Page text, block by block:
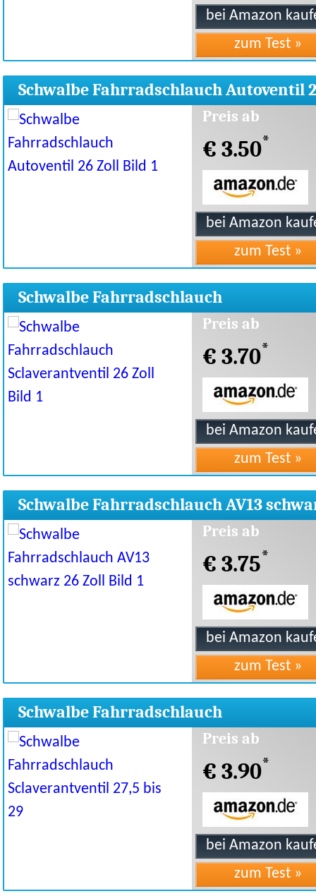
Schwalbe Fahrradschlauch Autoventil
Zoll
Preis ab
€ 3.50*
Schwalbe Fahrradschlauch
Sclaverantventil 26 Zoll
Preis ab
€ 3.70*
Schwalbe Fahrradschlauch AV13
26 Zoll
Preis ab
€ 3.75*
Schwalbe Fahrradschlauch
Sclaverantventil 27,5 bis 29"Preis ab
€ 3.90*